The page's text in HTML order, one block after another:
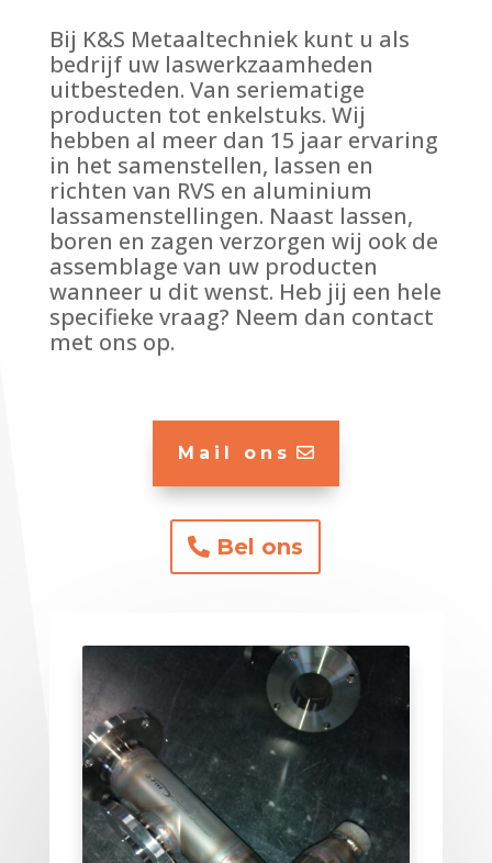
Bij K&S Metaaltechniek kunt u als
bedrijf uw laswerkzaamheden
uitbesteden. Van seriematige
producten tot enkelstuks. Wij
hebben al meer dan 15 jaar ervaring
in het samenstellen, lassen en
richten van RVS en aluminium
lassamenstellingen. Naast lassen,
boren en zagen verzorgen wij ook de
assemblage van uw producten
wanneer u dit wenst. Heb jij een hele
specifieke vraag? Neem dan contact
met ons op.
Mail ons
Bel ons